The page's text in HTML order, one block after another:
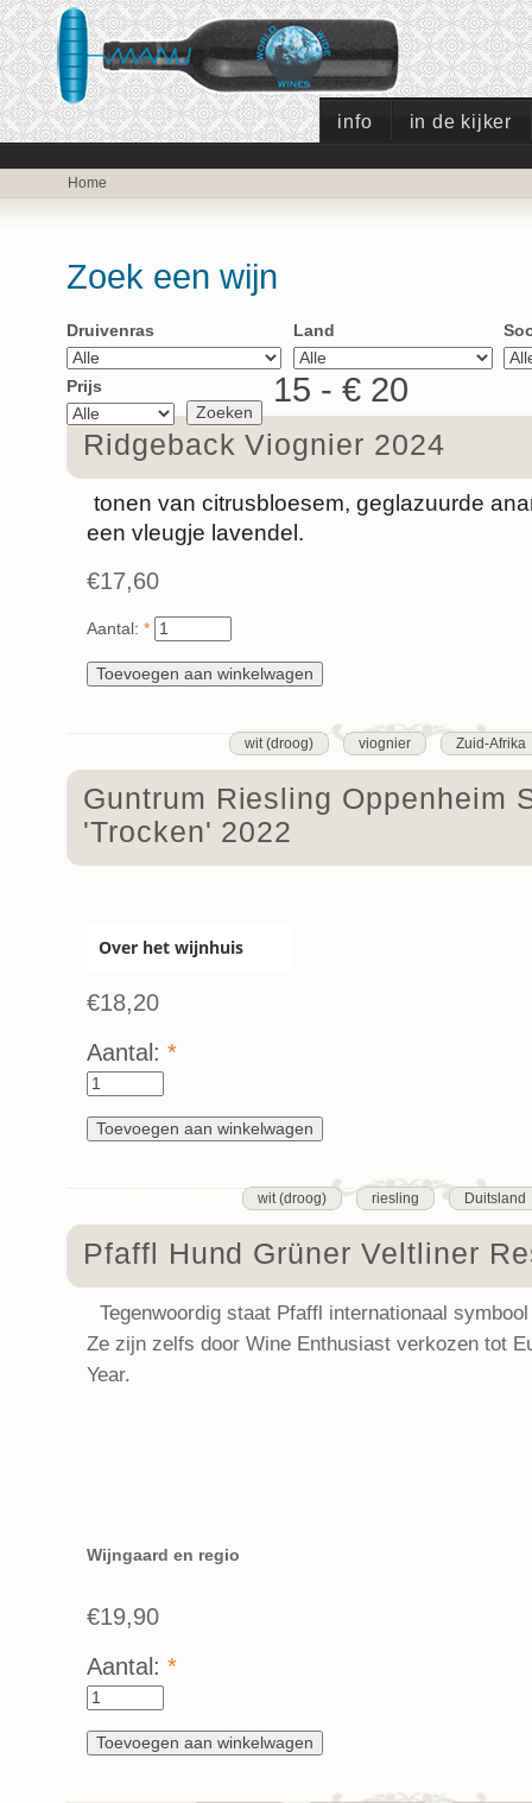
info in de kijker
Home
Zoek een wijn
Druivenras Land
Prijs 15 - € 20
Ridgeback Viognier 2024
tonen van citrusbloesem, geglazuurde
een vleugje lavendel.
€17,60
Aantal: *
wit (droog) viognier Zuid-Afrika
Guntrum Riesling Oppenheim
'Trocken' 2022
Over het wijnhuis
€18,20
Aantal: *
wit (droog) riesling Duitsland
Pfaffl Hund Grüner Veltliner
Tegenwoordig staat Pfaffl internationaal
Ze zijn zelfs door Wine Enthusiast verkozen tot
Year.
Wijngaard en regio
€19,90
Aantal: *